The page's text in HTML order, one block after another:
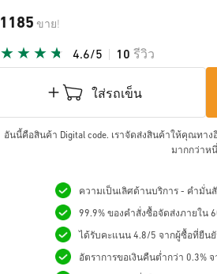
1185 ขาย!
4.6/5 10 รีวิว
ใส่รถเข็น
อันนี้คือสินค้า Digital code. เราจัดส่งสินค้าให้คุณทาง
มากกว่าห
ความเป็นเลิศด้านบริการ - คำมั่น
99.9% ของคำสั่งซื้อจัดส่งภายใน
ได้รับคะแนน 4.8/5 จากผู้ซื้อที่ยืน
อัตราการขอเงินคืนต่ำกว่า 0.3%